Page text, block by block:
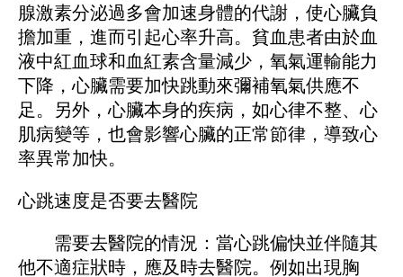
腺激素分泌過多會加速身體的代謝，使心臟負
擔加重，進而引起心率升高。貧血患者由於血
液中紅血球和血紅素含量減少，氧氣運輸能力
下降，心臟需要加快跳動來彌補氧氣供應不
足。另外，心臟本身的疾病，如心律不整、心
肌病變等，也會影響心臟的正常節律，導致心
率異常加快。
心跳速度是否要去醫院
需要去醫院的情況：當心跳偏快並伴隨其
他不適症狀時，應及時去醫院。例如出現胸